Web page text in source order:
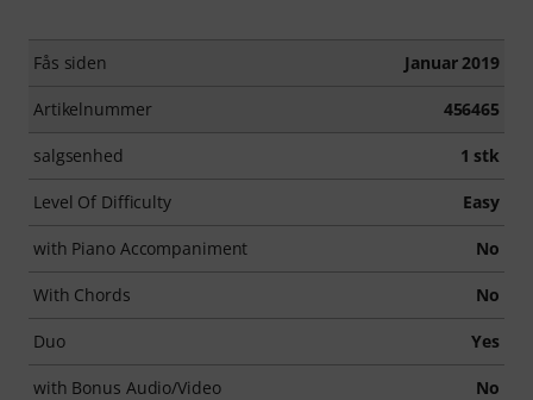
Fås siden Januar 2019
Artikelnummer 456465
salgsenhed 1 stk
Level Of Difficulty Easy
with Piano Accompaniment No
With Chords No
Duo Yes
with Bonus Audio/Video No